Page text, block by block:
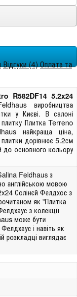
Відгуки (4)Оплата та
R582DF14 5.2x24
виробництва
у Києві. В салоні
Плитка Terreno
найкраща ціна,
дорівнює 5.2см
до основного кольору
Feldhaus з
англійською мовою
Солінєй Фелдхос з
як "Плитка
з колекції
може бути
і навіть як
розкладці виглядає